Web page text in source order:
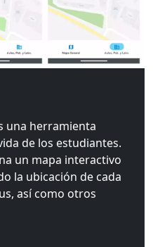
una herramienta
de los estudiantes.
un mapa interactivo
la ubicación de cada
así como otros